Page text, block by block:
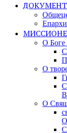
О Боге
О
О